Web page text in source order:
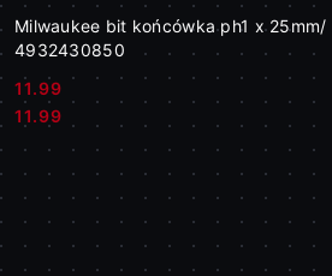
Milwaukee bit końcówka ph1 x
4932430850
Cena:
11.99
Cena:
11.99